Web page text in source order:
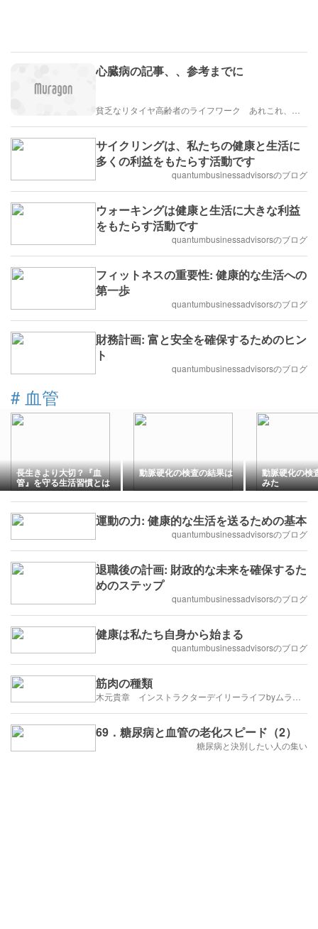
心臓病の記事、、参考までに
サイクリングは、私たちの健康と生活に
多くの利益をもたらす活動です
quantumbusinessadvisorsのブログ
ウォーキングは健康と生活に大きな利益
をもたらす活動です
quantumbusinessadvisorsのブログ
フィットネスの重要性: 健康的な生活への
第一歩
quantumbusinessadvisorsのブログ
財務計画: 富と安全を確保するためのヒン
ト
quantumbusinessadvisorsのブログ
# 血管
長生きより大切？『血
管』を守る生活習慣とは
動脈硬化の検査の結果は 動脈硬化の検
みた
運動の力: 健康的な生活を送るための基本
quantumbusinessadvisorsのブログ
退職後の計画: 財政的な未来を確保するた
めのステップ
quantumbusinessadvisorsのブログ
健康は私たち自身から始まる
quantumbusinessadvisorsのブログ
筋肉の種類
69．糖尿病と血管の老化スピード（2）
糖尿病と決別したい人の集い